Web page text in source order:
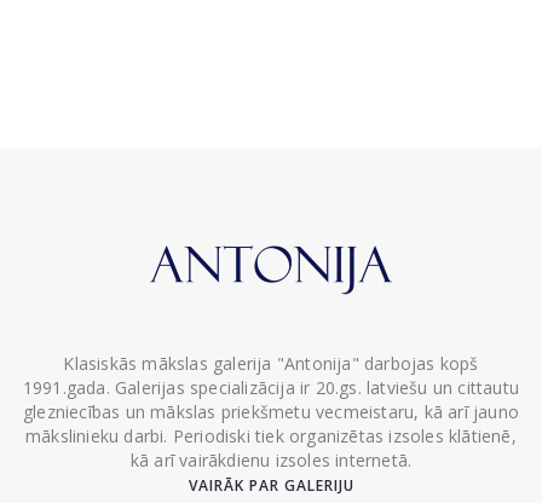
Klasiskās mākslas galerija "Antonija" darbojas kopš
1991.gada. Galerijas specializācija ir 20.gs. latviešu un cittautu
glezniecības un mākslas priekšmetu vecmeistaru, kā arī jauno
mākslinieku darbi. Periodiski tiek organizētas izsoles klātienē,
kā arī vairākdienu izsoles internetā.
VAIRĀK PAR GALERIJU